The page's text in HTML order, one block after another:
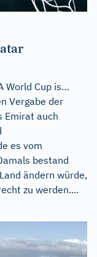
World Cup is…
Vergabe der
Emirat auch
es vom
bestand
ändern würde,
zu werden....